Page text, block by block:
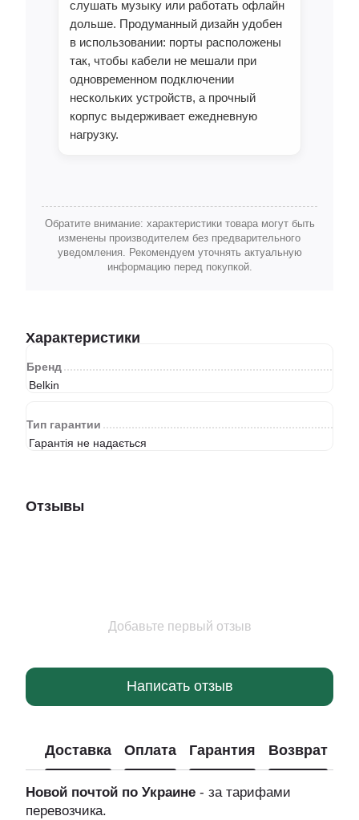
слушать музыку или работать офлайн
дольше. Продуманный дизайн удобен
в использовании: порты расположены
так, чтобы кабели не мешали при
одновременном подключении
нескольких устройств, а прочный
корпус выдерживает ежедневную
нагрузку.
Обратите внимание: характеристики товара могут быть
изменены производителем без предварительного
уведомления. Рекомендуем уточнять актуальную
информацию перед покупкой.
Характеристики
Бренд
Belkin
Тип гарантии
Гарантія не надається
Отзывы
Добавьте первый отзыв
Написать отзыв
Доставка Оплата Гарантия Возврат
Новой почтой по Украине - за тарифами
перевозчика.